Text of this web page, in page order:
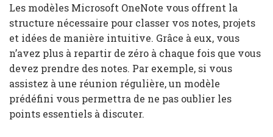
Les modèles Microsoft OneNote vous offrent la
structure nécessaire pour classer vos notes, projets
et idées de manière intuitive. Grâce à eux, vous
n’avez plus à repartir de zéro à chaque fois que vous
devez prendre des notes. Par exemple, si vous
assistez à une réunion régulière, un modèle
prédéfini vous permettra de ne pas oublier les
points essentiels à discuter.